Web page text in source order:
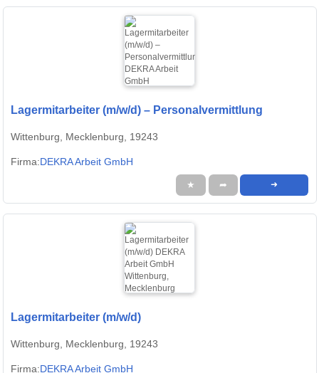
Lagermitarbeiter (m/w/d) – Personalvermittlung
Wittenburg, Mecklenburg, 19243
Firma:DEKRA Arbeit GmbH
★ ➦ ➜
Lagermitarbeiter (m/w/d)
Wittenburg, Mecklenburg, 19243
Firma:DEKRA Arbeit GmbH